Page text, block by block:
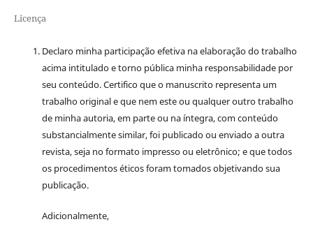
Licença
Declaro minha participação efetiva na elaboração do trabalho
acima intitulado e torno pública minha responsabilidade por
seu conteúdo. Certifico que o manuscrito representa um
trabalho original e que nem este ou qualquer outro trabalho
de minha autoria, em parte ou na íntegra, com conteúdo
substancialmente similar, foi publicado ou enviado a outra
revista, seja no formato impresso ou eletrônico; e que todos
os procedimentos éticos foram tomados objetivando sua
publicação.
Adicionalmente,